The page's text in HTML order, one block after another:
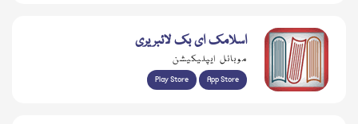
اسلامک ای بک لائبریری
موبائل ایپلیکیشن
Play Store App Store